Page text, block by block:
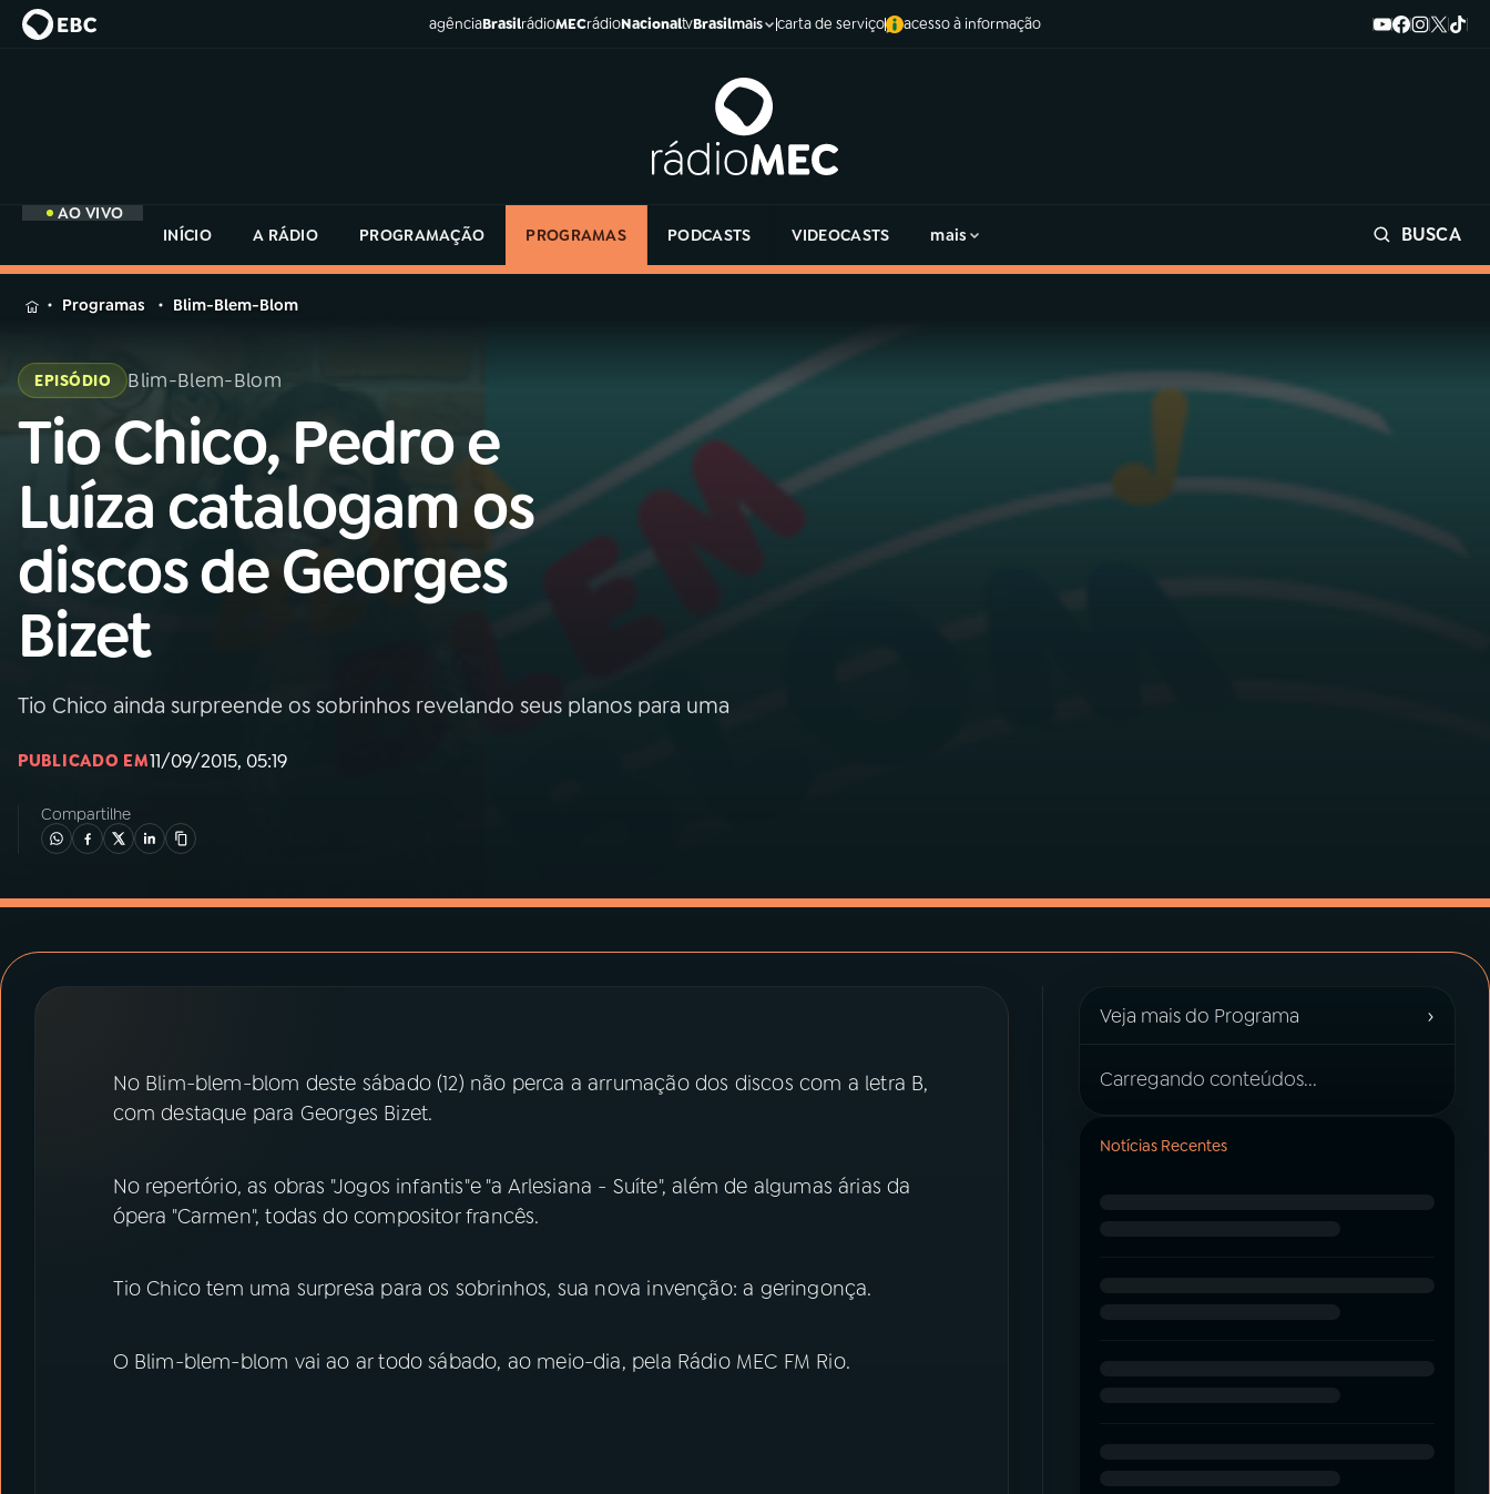
agênciaBrasilrádioMECrádioNacionaltvBrasilmais carta de serviço acesso à informação
AO VIVO
INÍCIO
A RÁDIO PROGRAMAÇÃO PROGRAMAS PODCASTS VIDEOCASTS mais BUSCA
MENU
Buscar
Rádio
MEC
01INÍCIO
02A RÁDIO
03PROGRAMAÇÃO
05PODCASTS
PRÊMIO RÁDIO MEC
YouTube Facebook
na
Rádio
MEC
Programas Blim-Blem-Blom
EPISÓDIO Blim-Blem-Blom
Tio Chico, Pedro e
Luíza catalogam os
discos de Georges
Bizet
Tio Chico ainda surpreende os sobrinhos revelando seus planos para uma
PUBLICADO EM11/09/2015, 05:19
Compartilhe
No Blim-blem-blom deste sábado (12) não perca a arrumação dos discos com a letra B,
com destaque para Georges Bizet.
No repertório, as obras "Jogos infantis"e "a Arlesiana - Suíte", além de algumas árias da
ópera "Carmen", todas do compositor francês.
Tio Chico tem uma surpresa para os sobrinhos, sua nova invenção: a geringonça.
O Blim-blem-blom vai ao ar todo sábado, ao meio-dia, pela Rádio MEC FM Rio.
Veja mais do Programa ›
Carregando conteúdos...
Notícias Recentes